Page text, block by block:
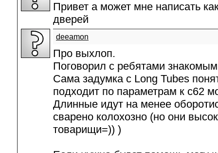
Привет а может мне написать
дверей
deeamon
Про выхлоп.
Поговорил с ребятами
Сама задумка с Long Tubes
подходит по параметрам к с62
Длинные идут на менее
сварено колохозно (но они
товарищи=)) )